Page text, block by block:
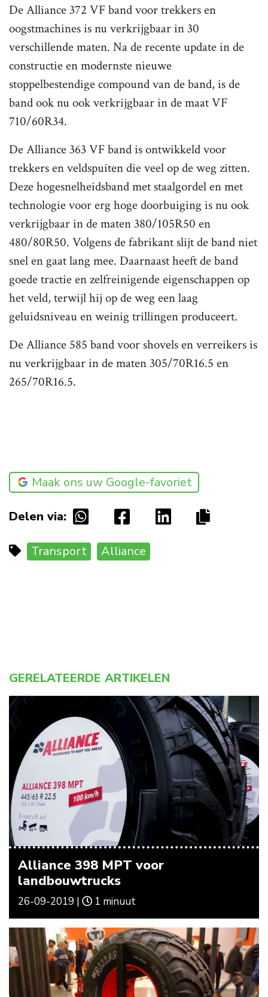
De Alliance 372 VF band voor trekkers en
oogstmachines is nu verkrijgbaar in 30
verschillende maten. Na de recente update in de
constructie en modernste nieuwe
stoppelbestendige compound van de band, is de
band ook nu ook verkrijgbaar in de maat VF
710/60R34.
De Alliance 363 VF band is ontwikkeld voor
trekkers en veldspuiten die veel op de weg zitten.
Deze hogesnelheidsband met staalgordel en met
technologie voor erg hoge doorbuiging is nu ook
verkrijgbaar in de maten 380/105R50 en
480/80R50. Volgens de fabrikant slijt de band niet
snel en gaat lang mee. Daarnaast heeft de band
goede tractie en zelfreinigende eigenschappen op
het veld, terwijl hij op de weg een laag
geluidsniveau en weinig trillingen produceert.
De Alliance 585 band voor shovels en verreikers is
nu verkrijgbaar in de maten 305/70R16.5 en
265/70R16.5.
Maak ons uw Google-favoriet
Delen via:
Transport Alliance
GERELATEERDE ARTIKELEN
Alliance 398 MPT voor
landbouwtrucks
26-09-2019 | 1 minuut